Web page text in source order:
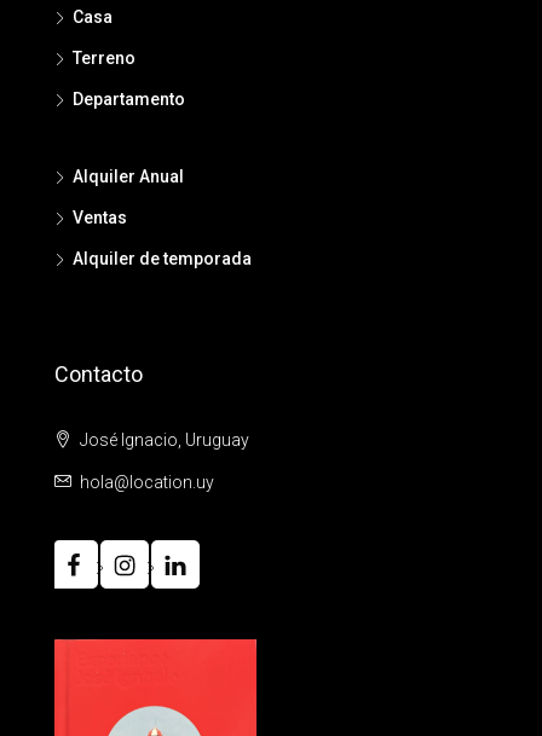
Casa
Terreno
Departamento
Alquiler Anual
Ventas
Alquiler de temporada
Contacto
José Ignacio, Uruguay
hola@location.uy